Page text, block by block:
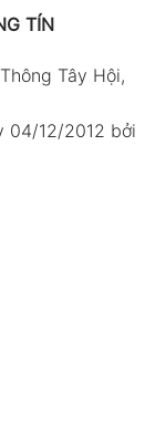
TÍN
Tây Hội,
04/12/2012 bởi